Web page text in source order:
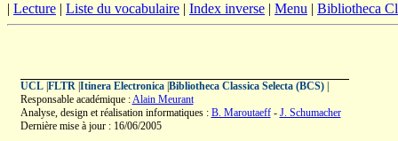
| Lecture | Liste du vocabulaire | Index inverse | Menu | Bibliotheca
UCL| FLTR| Itinera Electronica| Bibliotheca Classica Selecta (BCS)|
Responsable académique :Alain Meurant
Analyse, design et réalisation informatiques : B. Maroutaeff- J. Schumacher
Dernière mise à jour : 16/06/2005